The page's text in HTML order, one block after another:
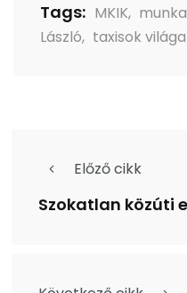
Tags: MKIK,
László, taxisok világa
Előző cikk
Szokatlan közúti